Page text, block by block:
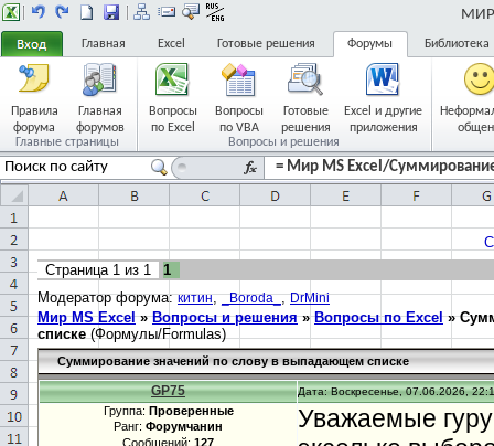
МИР
Главная Excel Готовые решения Форумы Библиотека
Правила
форума
Главная
форумов
Главные страницы
Вопросы
по Excel
Вопросы
по VBA
Готовые
решения
Excel и другие
приложения
Вопросы и решения
= Мир MS Excel/
Страница 1 из 1
1
Модератор форума:китин,_Boroda_,DrMini
Мир MS Excel » Вопросы и решения » Вопросы по Excel »
списке (Формулы/Formulas)
Суммирование значений по слову в выпадающем списке
GP75 Дата: Воскресенье, 07.06.2026,
Группа: Проверенные
Ранг: Форумчанин
Сообщений: 127
Уважаемые